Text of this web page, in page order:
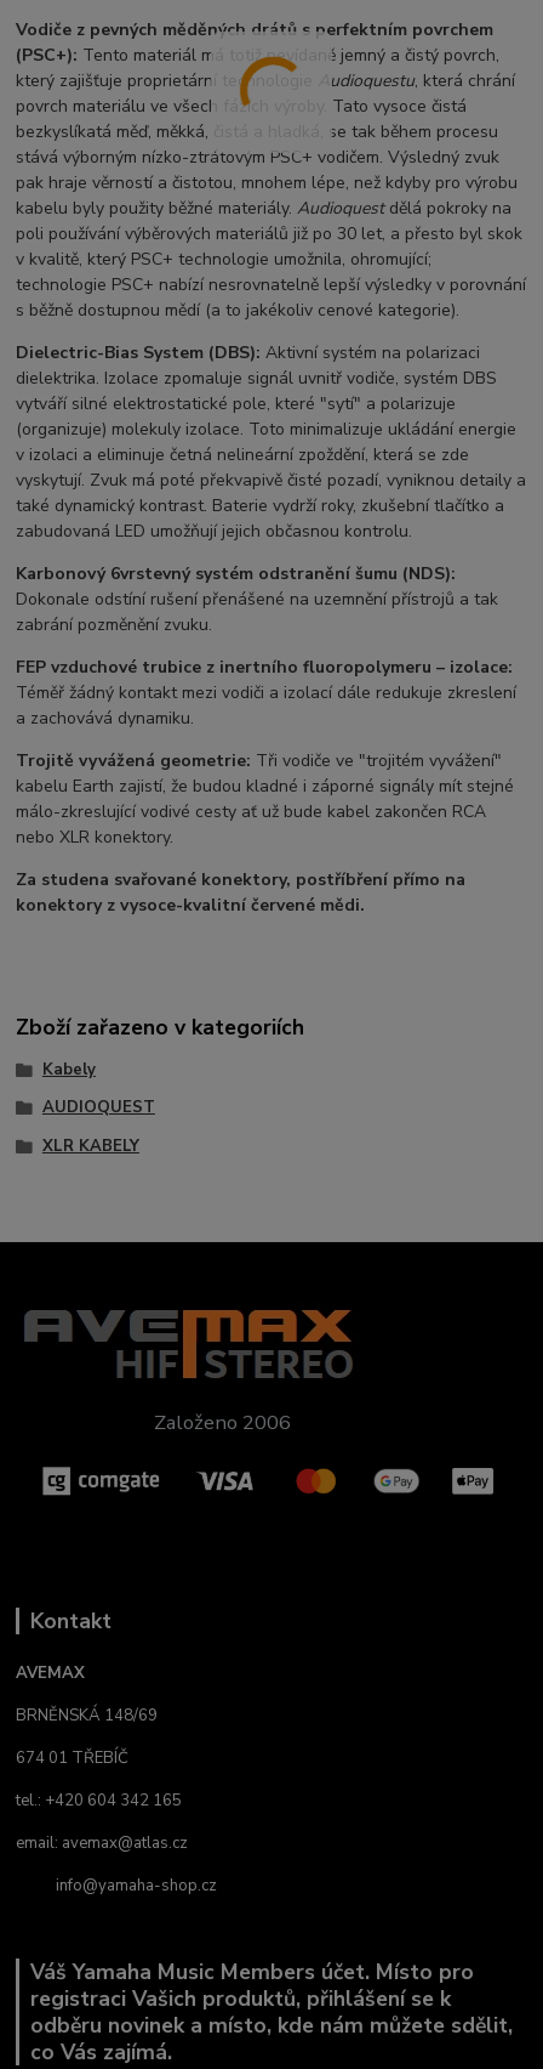
Vodiče z pevných měděných drátů s perfektním povrchem
(PSC+): Tento materiál má totiž nevídaně jemný a čistý povrch,
který zajišťuje proprietární technologie
Audioquestu, která chrání
povrch materiálu ve všech fázích výroby. Tato vysoce čistá
bezkyslíkatá měď, měkká, čistá a hladká, se tak během procesu
stává výborným nízko-ztrátovým PSC+ vodičem. Výsledný zvuk
pak hraje věrností a čistotou, mnohem lépe, než kdyby pro výrobu
kabelu byly použity běžné materiály.Audioquestdělá pokroky na
poli používání výběrových materiálů již po 30 let, a přesto byl skok
v kvalitě, který PSC+ technologie umožnila, ohromující;
technologie PSC+ nabízí nesrovnatelně lepší výsledky v porovnání
s běžně dostupnou mědí (a to jakékoliv cenové kategorie).
Dielectric-Bias System (DBS): Aktivní systém na polarizaci
dielektrika. Izolace zpomaluje signál uvnitř vodiče, systém DBS
vytváří silné elektrostatické pole, které "sytí" a polarizuje
(organizuje) molekuly izolace. Toto minimalizuje ukládání energie
v izolaci a eliminuje četná nelineární zpoždění, která se zde
vyskytují. Zvuk má poté překvapivě čisté pozadí, vyniknou detaily a
také dynamický kontrast. Baterie vydrží roky, zkušební tlačítko a
zabudovaná LED umožňují jejich občasnou kontrolu.
Karbonový 6vrstevný systém odstranění šumu (NDS):
Dokonale odstíní rušení přenášené na uzemnění přístrojů a tak
zabrání pozměnění zvuku.
FEP vzduchové trubice z inertního fluoropolymeru – izolace:
Téměř žádný kontakt mezi vodiči a izolací dále redukuje zkreslení
a zachovává dynamiku.
Trojitě vyvážená geometrie: Tři vodiče ve "trojitém vyvážení"
kabelu Earth zajistí, že budou kladné i záporné signály mít stejné
málo-zkreslující vodivé cesty ať už bude kabel zakončen RCA
nebo XLR konektory.
Za studena svařované konektory, postříbření přímo na
konektory z vysoce-kvalitní červené mědi.
Zboží zařazeno v kategoriích
Kabely
AUDIOQUEST
XLR KABELY
Založeno 2006
Kontakt
AVEMAX
BRNĚNSKÁ 148/69
674 01 TŘEBÍČ
tel.: +420 604 342 165
email: avemax@atlas.cz
info@yamaha-shop.cz
Váš Yamaha Music Members účet. Místo pro
registraci Vašich produktů, přihlášení se k
odběru novinek a místo, kde nám můžete sdělit,
co Vás zajímá.